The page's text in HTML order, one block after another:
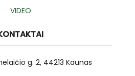
VIDEO
g. 2, 44213 Kaunas